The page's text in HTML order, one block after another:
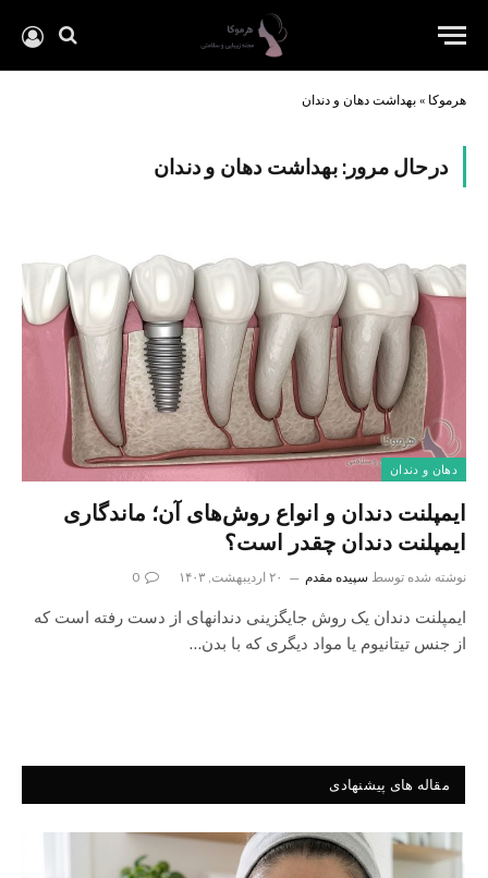
هرموکا » بهداشت دهان و دندان
درحال مرور:بهداشت دهان و دندان
دهان و دندان
ایمپلنت دندان و انواع روش‌های آن؛ ماندگاری
ایمپلنت دندان چقدر است؟
نوشته شده توسط سپیده مقدم ۲۰ اردیبهشت, ۱۴۰۳ 0
ایمپلنت دندان یک روش جایگزینی دندانهای از دست رفته است که
از جنس تیتانیوم یا مواد دیگری که با بدن…
مقاله های پیشنهادی